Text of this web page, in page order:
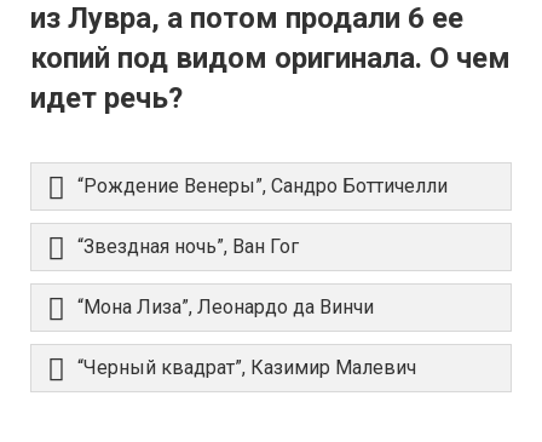
из Лувра, а потом продали 6 ее
копий под видом оригинала. О чем
идет речь?
“Рождение Венеры”, Сандро Боттичелли
“Звездная ночь”, Ван Гог
“Мона Лиза”, Леонардо да Винчи
“Черный квадрат”, Казимир Малевич